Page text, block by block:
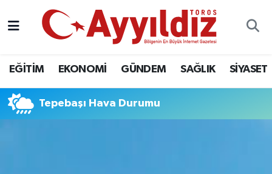
EĞİTİM EKONOMİ GÜNDEM SAĞLIK SİYASET
Tepebaşı Hava Durumu